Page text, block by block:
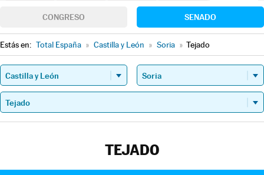
CONGRESO SENADO
Estás en: Total España » Castilla y León » Soria » Tejado
TEJADO